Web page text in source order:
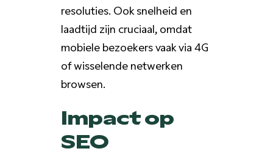
resoluties. Ook snelheid en
laadtijd zijn cruciaal, omdat
mobiele bezoekers vaak via 4G
of wisselende netwerken
browsen.
Impact op
SEO